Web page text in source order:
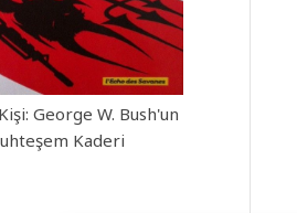
George W. Bush'un
Kaderi